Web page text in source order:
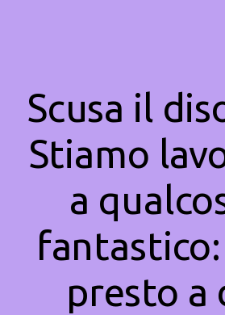
Scusa il
Stiamo
a
presto a